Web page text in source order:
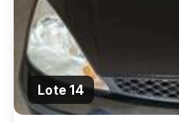
Habilite-se para
propostas
Lote 14